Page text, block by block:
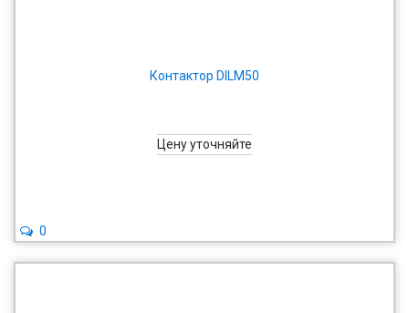
Контактор DILM50
Цену уточняйте
0